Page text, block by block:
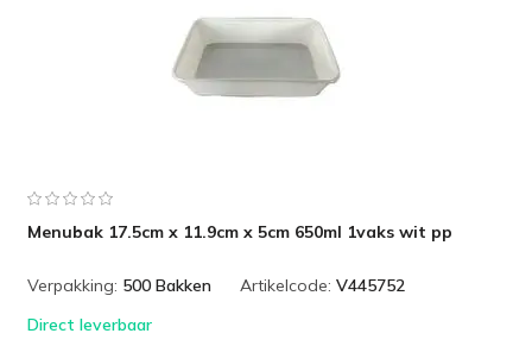
Menubak 17.5cm x 11.9cm x 5cm 650ml 1vaks wit pp
Verpakking: 500 Bakken Artikelcode: V445752
Direct leverbaar